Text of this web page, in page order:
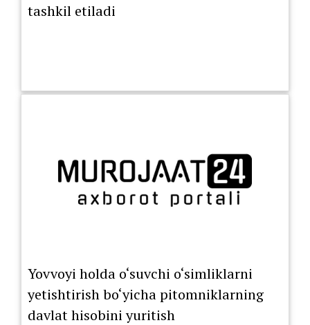
tashkil etiladi
Yovvoyi holda o‘suvchi o‘simliklarni
yetishtirish bo‘yicha pitomniklarning
davlat hisobini yuritish